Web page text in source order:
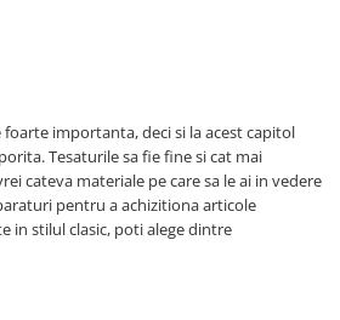
importanta, deci si la acest capitol
Tesaturile sa fie fine si cat mai
cateva materiale pe care sa le ai in vedere
pentru a achizitiona articole
in stilul clasic, poti alege dintre